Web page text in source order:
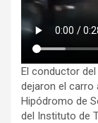
El conductor
dejaron el carro
Hipódromo de
del Instituto de